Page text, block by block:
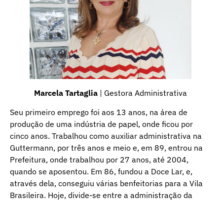
Marcela Tartaglia | Gestora Administrativa
Seu primeiro emprego foi aos 13 anos, na área de
produção de uma indústria de papel, onde ficou por
cinco anos. Trabalhou como auxiliar administrativa na
Guttermann, por três anos e meio e, em 89, entrou na
Prefeitura, onde trabalhou por 27 anos, até 2004,
quando se aposentou. Em 86, fundou a Doce Lar, e,
através dela, conseguiu várias benfeitorias para a Vila
Brasileira. Hoje, divide-se entre a administração da